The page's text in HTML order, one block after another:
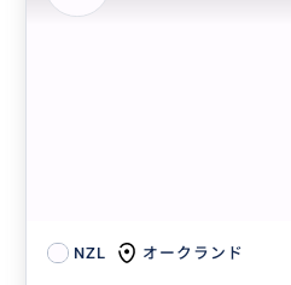
NZL オークランド